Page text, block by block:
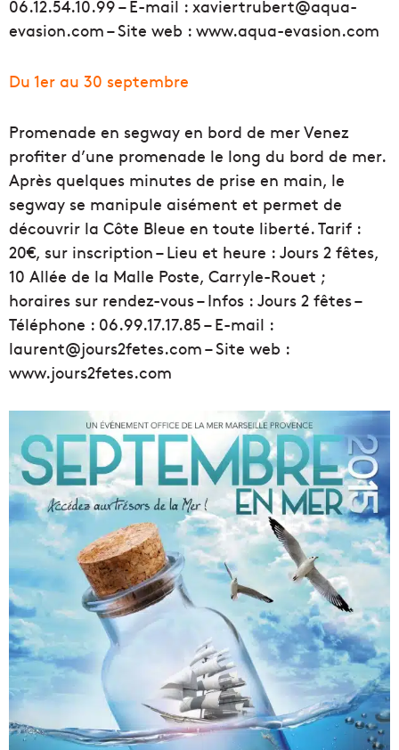
06.12.54.10.99 – E-mail : xaviertrubert@aqua-
evasion.com – Site web : www.aqua-evasion.com
Du 1er au 30 septembre
Promenade en segway en bord de mer Venez
profiter d’une promenade le long du bord de mer.
Après quelques minutes de prise en main, le
segway se manipule aisément et permet de
découvrir la Côte Bleue en toute liberté. Tarif :
20€, sur inscription – Lieu et heure : Jours 2 fêtes,
10 Allée de la Malle Poste, Carryle-Rouet ;
horaires sur rendez-vous – Infos : Jours 2 fêtes –
Téléphone : 06.99.17.17.85 – E-mail :
laurent@jours2fetes.com – Site web :
www.jours2fetes.com